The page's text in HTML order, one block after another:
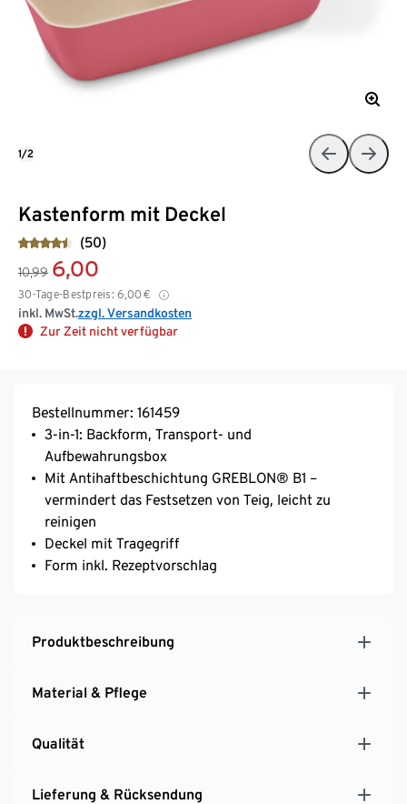
Kastenform mit Deckel
(50)
10,99 6,00
30-Tage-Bestpreis: 6,00 €
inkl. MwSt.zzgl. Versandkosten
Zur Zeit nicht verfügbar
1/2
Bestellnummer: 161459
3-in-1: Backform, Transport- und
Aufbewahrungsbox
Mit Antihaftbeschichtung GREBLON® B1 –
vermindert das Festsetzen von Teig, leicht zu
reinigen
Deckel mit Tragegriff
Form inkl. Rezeptvorschlag
Produktbeschreibung
Material & Pflege
Qualität
Lieferung & Rücksendung